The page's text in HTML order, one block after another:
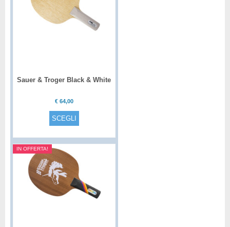
Sauer & Troger Black & White
€ 64,00
SCEGLI
IN OFFERTA!